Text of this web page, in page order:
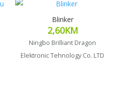
Blinker
2,60KM
Ningbo Brilliant Dragon
Elektronic Tehnology Co. LTD